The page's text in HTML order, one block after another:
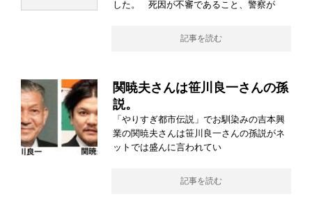
した。 死因が不審であること、警察が
記事を読む
関暁夫さんは笹川良一さんの孫
説。
「やりすぎ都市伝説」でお馴染みの吉本興
業の関暁夫さんは笹川良一さんの孫説がネ
ットでは盛んに言われてい
記事を読む